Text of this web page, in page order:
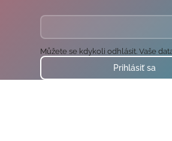
Můžete se kdykoli odhlásit. Vaše
Prihlásiť sa